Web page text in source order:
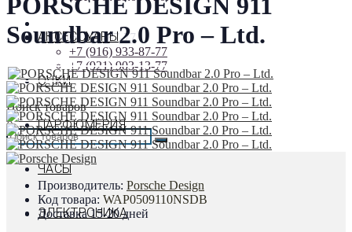
+7 (916) 933-87-77
+7 (916) 933-87-77
+7 (921) 903-13-77
Поиск товаров
×
АКСЕССУАРЫ
ОЧКИ
ПАРФЮМЕРИЯ
ЧАСЫ
ЭЛЕКТРОНИКА
PORSCHE DESIGN 911
Soundbar 2.0 Pro – Ltd.
Производитель: Porsche Design
Код товара: WAP0509110NSDB
Доставка 15-20 дней